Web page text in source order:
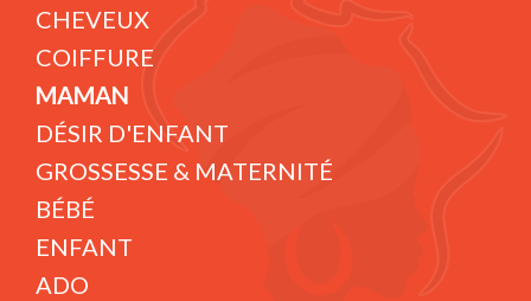
CHEVEUX
COIFFURE
MAMAN
DÉSIR D'ENFANT
GROSSESSE & MATERNITÉ
BÉBÉ
ENFANT
ADO